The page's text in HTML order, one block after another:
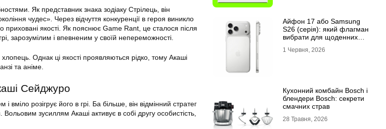
Як представник знака зодіаку Стрілець, він
чудес». Через відчуття конкуренції в героя виникло
приховані якості. Як пояснює Game Rant, це сталося після
зарозумілим і впевненим у своїй непереможності.
Однак ці якості проявляються рідко, тому Акаші
та аніме.
Сейджуро
вміло розігрує його в грі. Ба більше, він відмінний стратег
Вольовим зусиллям Акаші активує в собі другу особистість,
Айфон 17 або Samsung
S26 (серія): який флагман
вибрати для щоденних
1 Червня, 2026
Кухонний комбайн Bosch і
блендери Bosch: секрети
смачних страв
28 Травня, 2026